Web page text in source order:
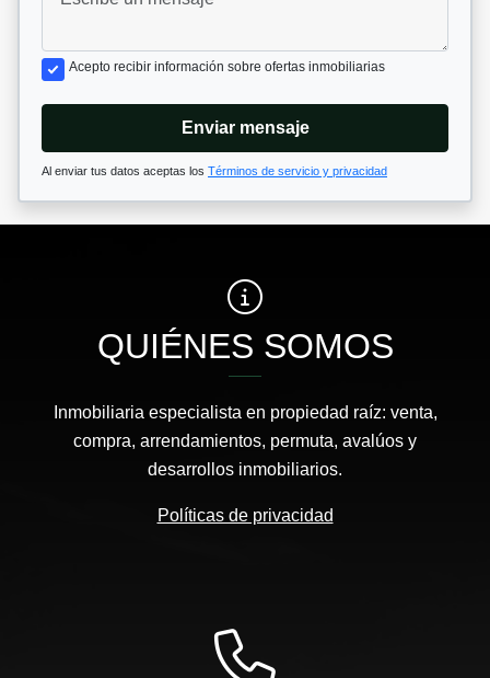
Acepto recibir información sobre ofertas inmobiliarias
Enviar mensaje
Al enviar tus datos aceptas los Términos de servicio y privacidad
QUIÉNES SOMOS
Inmobiliaria especialista en propiedad raíz: venta,
compra, arrendamientos, permuta, avalúos y
desarrollos inmobiliarios.
Políticas de privacidad